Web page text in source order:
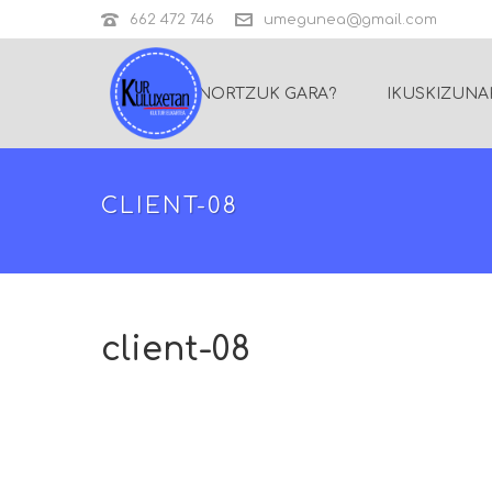
662 472 746 umegunea@gmail.com
NORTZUK GARA?
CLIENT-08
client-08